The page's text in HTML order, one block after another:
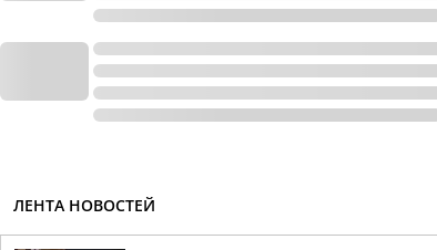
ЛЕНТА НОВОСТЕЙ